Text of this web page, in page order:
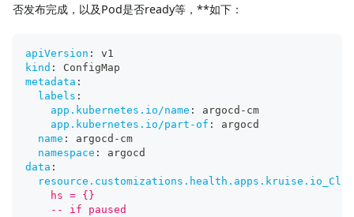
否发布完成，以及Pod是否ready等，**如下：
apiVersion :
v1
kind :
ConfigMap
metadata :
labels :
app.kubernetes.io/name : argocd - cm
app.kubernetes.io/part-of :
argocd
name : argocd - cm
namespace :
argocd
data :
    hs = {}
    -- if paused